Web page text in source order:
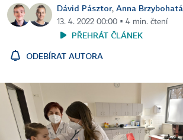
Dávid Pásztor, Anna Brzybohatá
13. 4. 2022 00:00 ▪ 4 min. čtení
PŘEHRÁT ČLÁNEK
ODEBÍRAT AUTORA